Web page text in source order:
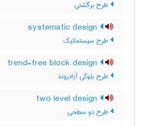
طرح برگشتی
طرح سیستماتیک
طرح بلوکی آزادروند
طرح دو سطحی